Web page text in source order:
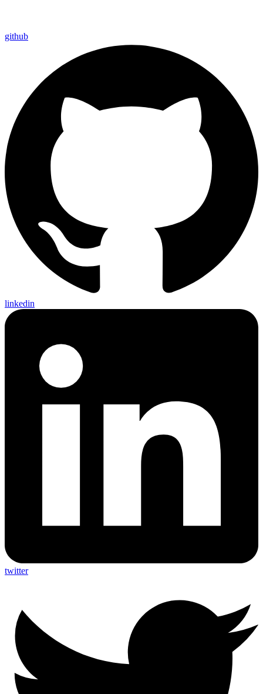
github
linkedin
twitter